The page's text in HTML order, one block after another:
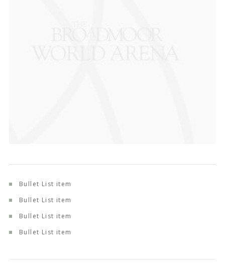
Bullet List item
Bullet List item
Bullet List item
Bullet List item